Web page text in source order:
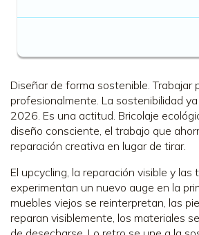
Diseñar de forma sostenible. Trabajar
profesionalmente. La sostenibilidad
2026. Es una actitud. Bricolaje
diseño consciente, el trabajo que
reparación creativa en lugar de tirar.
El upcycling, la reparación visible y
experimentan un nuevo auge en la
muebles viejos se reinterpretan, las
reparan visiblemente, los materiales